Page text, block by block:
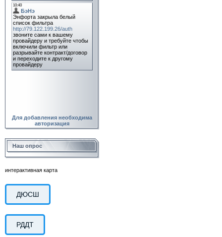
Для добавления необходима
авторизация
Наш опрос
интерактивная карта
ДЮСШ
РДДТ